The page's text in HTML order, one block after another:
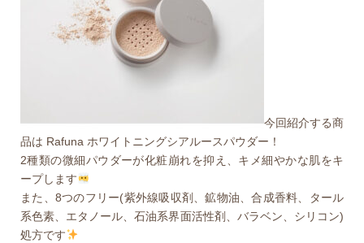
今回紹介する商
品は Rafuna ホワイトニングシアルースパウダー！
2種類の微細パウダーが化粧崩れを抑え、キメ細やかな肌をキ
ープします
また、8つのフリー(紫外線吸収剤、鉱物油、合成香料、タール
系色素、エタノール、石油系界面活性剤、バラベン、シリコン)
処方です